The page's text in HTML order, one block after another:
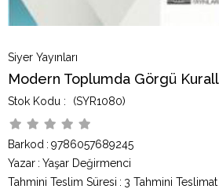
Siyer Yayınları
Modern Toplumda Görgü
(SYR1080)
Barkod : 9786057689245
Yazar : Yaşar Değirmenci
Tahmini Teslim Süresi : 3 Tahmini Teslimat